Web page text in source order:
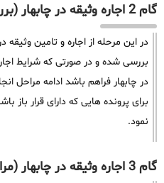
گام 2 اجاره وثیقه در چابهار (بررسی پرونده)
در این مرحله از اجاره و تامین وثیقه
بررسی شده و در صورتی که شرایط
در چابهار فراهم باشد ادامه مراحل
برای پرونده هایی که دارای قرار باز
نمود.
گام 3 اجاره وثیقه در چابهار (مراجعه به شعبه)